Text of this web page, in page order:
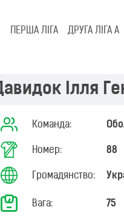
ПЕРША ЛІГА ДРУГА ЛІГА А
Ілля
Команда:
Номер: 88
Громадянство:
Вага: 75